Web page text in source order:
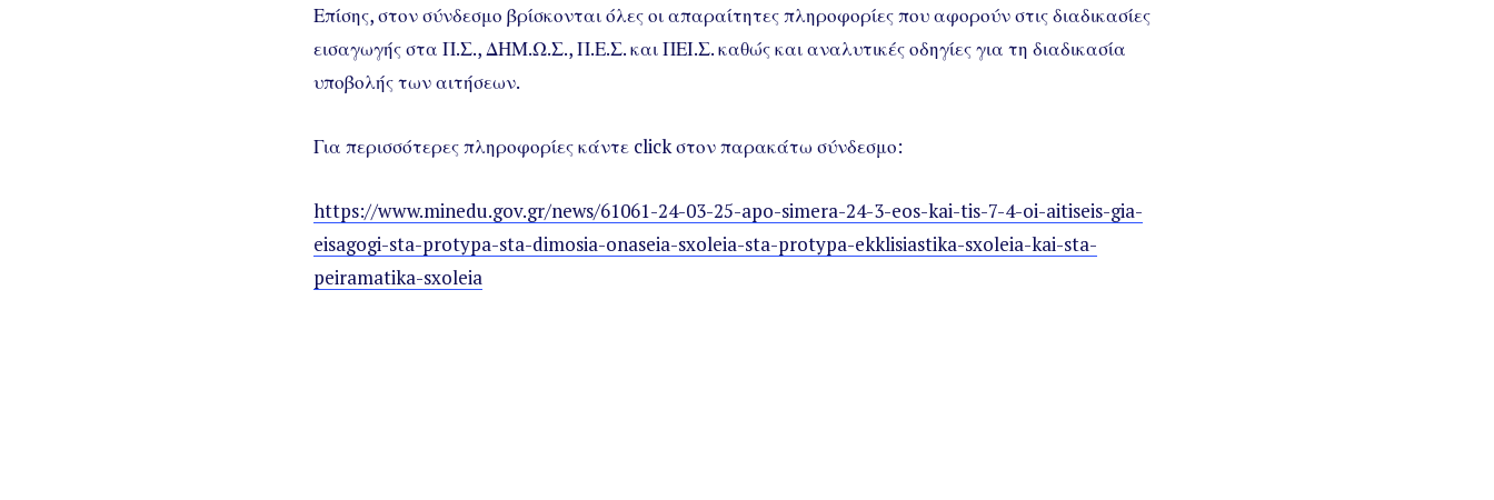
Επίσης, στον σύνδεσμο βρίσκονται όλες οι απαραίτητες πληροφορίες που αφορούν στις διαδικασίες
εισαγωγής στα Π.Σ., ΔΗΜ.Ω.Σ., Π.Ε.Σ. και ΠΕΙ.Σ. καθώς και αναλυτικές οδηγίες για τη διαδικασία
υποβολής των αιτήσεων.
Για περισσότερες πληροφορίες κάντε click στον παρακάτω σύνδεσμο:
https://www.minedu.gov.gr/news/61061-24-03-25-apo-simera-24-3-eos-kai-tis-7-4-oi-aitiseis-gia-
eisagogi-sta-protypa-sta-dimosia-onaseia-sxoleia-sta-protypa-ekklisiastika-sxoleia-kai-sta-
peiramatika-sxoleia